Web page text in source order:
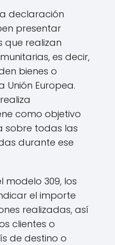
declaración
presentar
que realizan
es decir,
bienes o
Unión Europea.
como objetivo
sobre todas las
durante ese
modelo 309, los
el importe
realizadas, así
clientes o
de destino o